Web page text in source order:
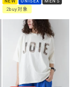
2buy対象